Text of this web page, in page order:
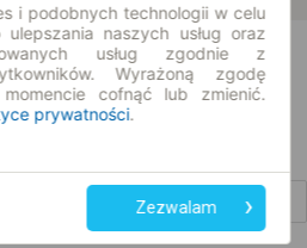
i podobnych technologii w celu
ulepszania naszych usług oraz
usług zgodnie z
Wyrażoną zgodę
cofnąć lub zmienić.
prywatności.
Zezwalam